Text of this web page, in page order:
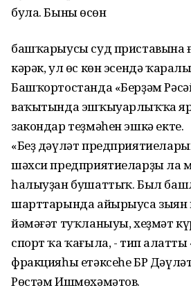
була. Бының өсөн
башҡарыусы суд приставына
кәрәк, ул өс көн эсендә
Башҡортостанда «Берҙәм
ваҡытында эшҡыуарлыҡҡа
закондар теҙмәһен эшкә екте.
«Беҙ дәүләт
шәхси предприятиеларҙы ла
һалыуҙан бушаттыҡ. Был
шарттарында айырыуса зыян
йәмәғәт туҡланыуы, хеҙмәт
спорт ҡа ҡағыла, - тип аңлатты
фракцияһы етәксеһе БР
Рөстәм Ишмөхәмәтов.